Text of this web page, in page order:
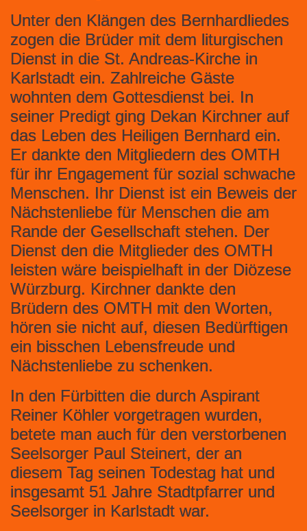
Unter den Klängen des Bernhardliedes
zogen die Brüder mit dem liturgischen
Dienst in die St. Andreas-Kirche in
Karlstadt ein. Zahlreiche Gäste
wohnten dem Gottesdienst bei. In
seiner Predigt ging Dekan Kirchner auf
das Leben des Heiligen Bernhard ein.
Er dankte den Mitgliedern des OMTH
für ihr Engagement für sozial schwache
Menschen. Ihr Dienst ist ein Beweis der
Nächstenliebe für Menschen die am
Rande der Gesellschaft stehen. Der
Dienst den die Mitglieder des OMTH
leisten wäre beispielhaft in der Diözese
Würzburg. Kirchner dankte den
Brüdern des OMTH mit den Worten,
hören sie nicht auf, diesen Bedürftigen
ein bisschen Lebensfreude und
Nächstenliebe zu schenken.
In den Fürbitten die durch Aspirant
Reiner Köhler vorgetragen wurden,
betete man auch für den verstorbenen
Seelsorger Paul Steinert, der an
diesem Tag seinen Todestag hat und
insgesamt 51 Jahre Stadtpfarrer und
Seelsorger in Karlstadt war.